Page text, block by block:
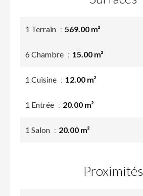
1 Terrain 569.00 m²
6 Chambre 15.00 m²
1 Cuisine 12.00 m²
1 Entrée 20.00 m²
1 Salon 20.00 m²
Proximités